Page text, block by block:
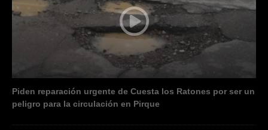
Piden reparación urgente de Cuesta los Ratones por ser un
peligro para la circulación en Pirque